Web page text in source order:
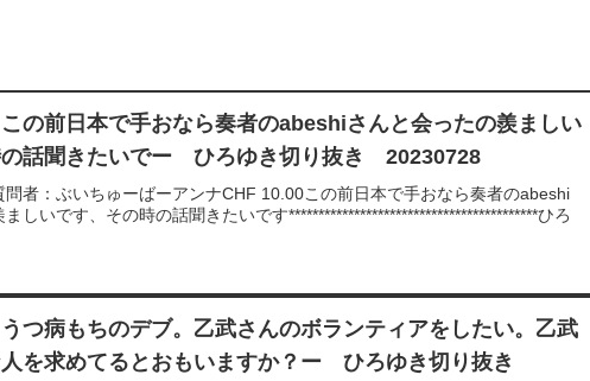
この前日本で手おなら奏者のabeshiさんと会ったの羨ましい
の話聞きたいでー ひろゆき切り抜き 20230728
問者：ぶいちゅーばーアンナCHF 10.00この前日本で手おなら奏者のabeshi
しいです、その時の話聞きたいです******************************************ひろ
うつ病もちのデブ。乙武さんのボランティアをしたい。乙武
人を求めてるとおもいますか？ー ひろゆき切り抜き